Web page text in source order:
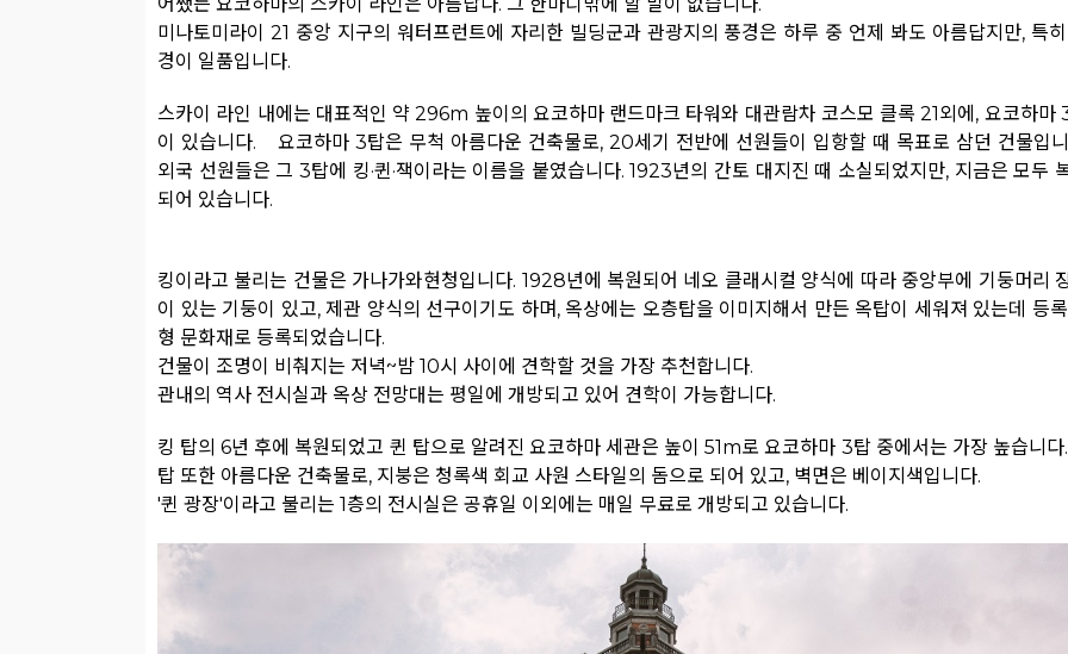
미나토미라이 21 중앙 지구의 워터프런트에 자리한 빌딩군과 관광지의 풍경은 하루 중 언제 봐도 아름답지만, 특
경이 일품입니다.
스카이 라인 내에는 대표적인 약 296m 높이의 요코하마 랜드마크 타워와 대관람차 코스모 클록 21외에, 요코하마
이 있습니다. 요코하마 3탑은 무척 아름다운 건축물로, 20세기 전반에 선원들이 입항할 때 목표로 삼던 건물입
외국 선원들은 그 3탑에 킹·퀸·잭이라는 이름을 붙였습니다. 1923년의 간토 대지진 때 소실되었지만, 지금은 모두
되어 있습니다.
킹이라고 불리는 건물은 가나가와현청입니다. 1928년에 복원되어 네오 클래시컬 양식에 따라 중앙부에 기둥머리
이 있는 기둥이 있고, 제관 양식의 선구이기도 하며, 옥상에는 오층탑을 이미지해서 만든 옥탑이 세워져 있는데 등
형 문화재로 등록되었습니다.
건물이 조명이 비춰지는 저녁~밤 10시 사이에 견학할 것을 가장 추천합니다.
관내의 역사 전시실과 옥상 전망대는 평일에 개방되고 있어 견학이 가능합니다.
킹 탑의 6년 후에 복원되었고 퀸 탑으로 알려진 요코하마 세관은 높이 51m로 요코하마 3탑 중에서는 가장 높습니다
탑 또한 아름다운 건축물로, 지붕은 청록색 회교 사원 스타일의 돔으로 되어 있고, 벽면은 베이지색입니다.
'퀸 광장'이라고 불리는 1층의 전시실은 공휴일 이외에는 매일 무료로 개방되고 있습니다.